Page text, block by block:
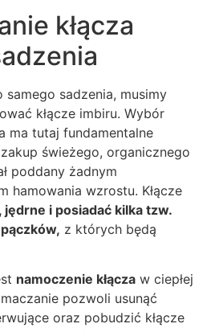
kłącza
sadzenia, musimy
kłącze imbiru. Wybór
ma tutaj fundamentalne
świeżego, organicznego
poddany żadnym
hamowania wzrostu. Kłącze
jędrne i posiadać kilka tzw.
pączków, z których będą
namoczenie kłącza w ciepłej
pozwoli usunąć
oraz pobudzić kłącze